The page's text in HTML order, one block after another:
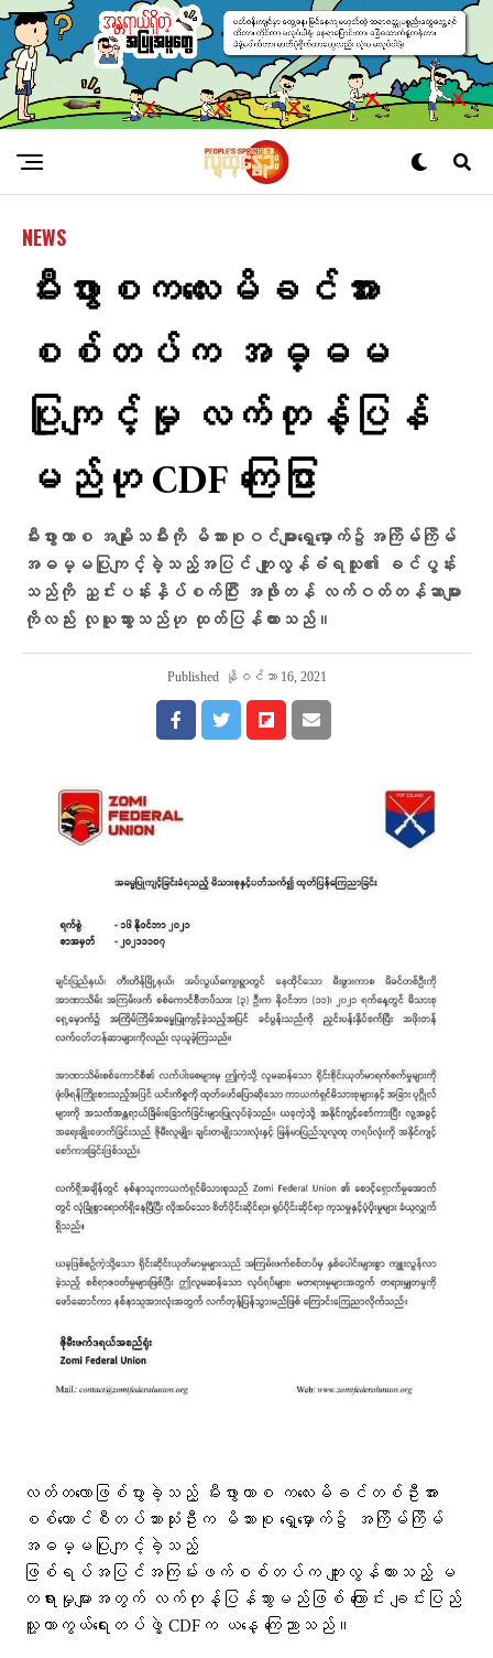
NEWS
မီးဖွားစကလေးမိခင်အား
စစ်တပ်က အဓ္ဓမ
ပြုကျင့်မှု လက်တုန့်ပြန်
မည်ဟု CDF ​​​​ကြေငြာ
မီးဖွားကာစ အမျိုးသမီးကို မိသားစုဝင်များရှေ့မှောက်၌အကြိမ်ကြိမ်
အဓမ္မပြုကျင့်ခဲ့သည့်အပြင် ကျူးလွန်ခံရသူ၏ ခင်ပွန်း
သည်ကို ညှင်းပန်းနှိပ်စက်ပြီး အဖိုးတန် လက်ဝတ်တန်ဆာများ
ကိုလည်း လုယူသွားသည်ဟု ထုတ်ပြန်ထားသည်။
Published နိုဝင်ဘာ 16, 2021
လတ်တလောဖြစ်ပွားခဲ့သည့် မီးဖွားကာစ ကလေးမိခင်တစ်ဦးအား
စစ်ကောင်စီတပ်သားသုံးဦးက မိသားစု ရှေ့မှောက်၌ အကြိမ်ကြိမ်
အဓမ္မပြုကျင့်ခဲ့သည့်
ဖြစ်ရပ်အပြင်အကြမ်းဖက်စစ်တပ်က ကျူးလွန်ထားသည့် မ
တရားမှုများအတွက် လက်တုန့်ပြန်သွားမည်ဖြစ် ကြောင်း ချင်းပြည်
သူ့ကာကွယ်ရေးတပ်ဖွဲ့ CDFက ယ​​နေ့ ကြေညာသည်။